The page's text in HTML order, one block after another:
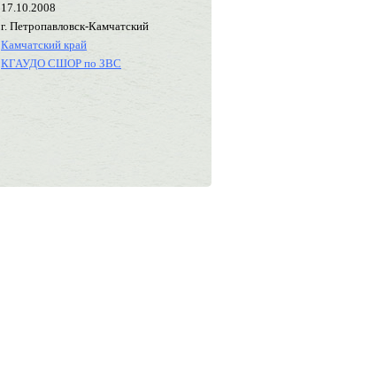
17.10.2008
г. Петропавловск-Камчатский
Камчатский край
КГАУДО СШОР по ЗВС